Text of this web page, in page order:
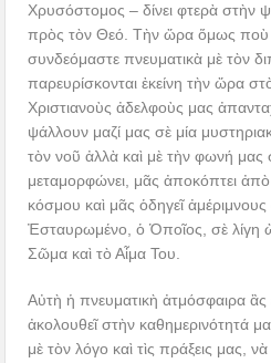
Χρυσόστομος – δίνει φτερὰ στὴν
πρὸς τὸν Θεό. Τὴν ὥρα ὅμως ποὺ
συνδεόμαστε πνευματικὰ μὲ τὸν
παρευρίσκονται ἐκείνη τὴν ὥρα
Χριστιανοὺς ἀδελφοὺς μας
ψάλλουν μαζί μας σὲ μία
τὸν νοῦ ἀλλὰ καὶ μὲ τὴν φωνή μας
μεταμορφώνει, μᾶς ἀποκόπτει ἀπὸ
κόσμου καὶ μᾶς ὁδηγεῖ
Ἐσταυρωμένο, ὁ Ὁποῖος, σὲ λίγη
Σῶμα καὶ τὸ Αἷμα Του.
Αὐτὴ ἡ πνευματικὴ ἀτμόσφαιρα
ἀκολουθεῖ στὴν καθημερινότητά
μὲ τὸν λόγο καὶ τὶς πράξεις μας,